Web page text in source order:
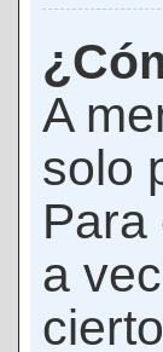
A
solo
a